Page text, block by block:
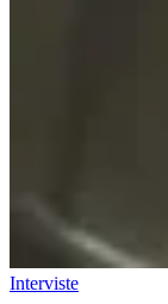
Interviste